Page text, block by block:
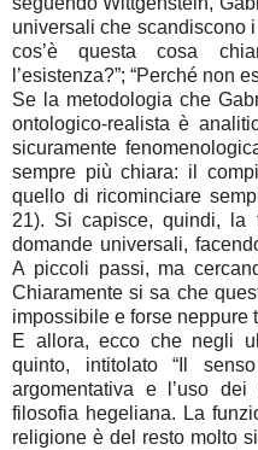
universali che scandiscono
cos’è questa cosa
l’esistenza?”; “Perché non
Se la metodologia che
ontologico-realista è
sicuramente
sempre più chiara: il
quello di ricominciare
21). Si capisce, quindi, la
domande universali,
A piccoli passi, ma
Chiaramente si sa che
impossibile e forse neppure
E allora, ecco che negli
quinto, intitolato “Il
argomentativa e l’uso
filosofia hegeliana. La
religione è del resto molto